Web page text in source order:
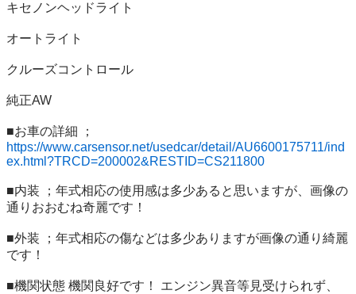
キセノンヘッドライト
オートライト
クルーズコントロール
純正AW
■お車の詳細 ；
https://www.carsensor.net/usedcar/detail/AU6600175711/ind
ex.html?TRCD=200002&RESTID=CS211800
■内装 ；年式相応の使用感は多少あると思いますが、画像の
通りおおむね奇麗です！
■外装 ；年式相応の傷などは多少ありますが画像の通り綺麗
です！
■機関状態 機関良好です！ エンジン異音等見受けられず、